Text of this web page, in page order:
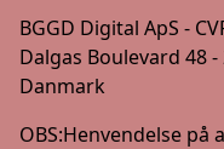
BGGD Digital ApS -
Dalgas Boulevard 48
Danmark
OBS:Henvendelse på